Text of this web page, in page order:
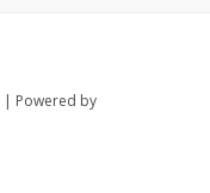
| Powered by